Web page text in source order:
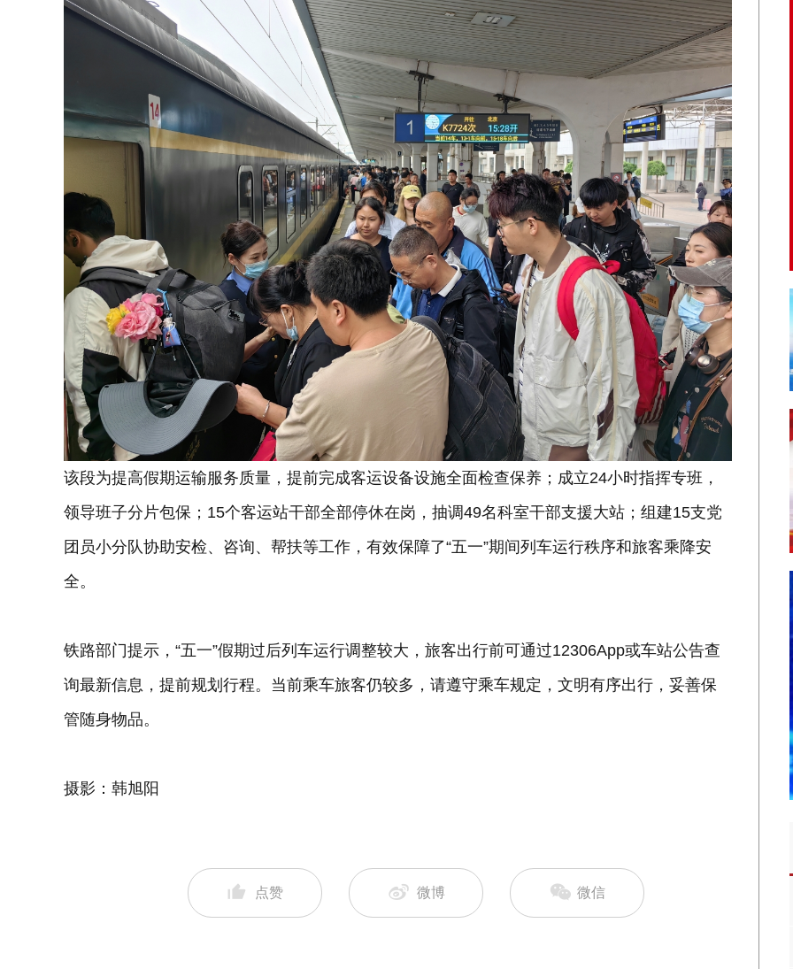
该段为提高假期运输服务质量，提前完成客运设备设施全面检查保养；成立24小时指挥专班，
领导班子分片包保；15个客运站干部全部停休在岗，抽调49名科室干部支援大站；组建15支党
团员小分队协助安检、咨询、帮扶等工作，有效保障了“五一”期间列车运行秩序和旅客乘降安
全。
铁路部门提示，“五一”假期过后列车运行调整较大，旅客出行前可通过12306App或车站公告查
询最新信息，提前规划行程。当前乘车旅客仍较多，请遵守乘车规定，文明有序出行，妥善保
管随身物品。
摄影：韩旭阳
点赞 微博 微信